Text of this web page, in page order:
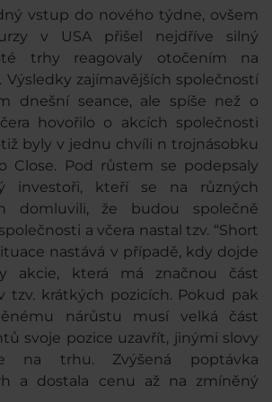
vstup do nového týdne, ovšem
v USA přišel nejdříve silný
trhy reagovaly otočením na
Výsledky zajímavějších společností
dnešní seance, ale spíše než o
hovořilo o akcích společnosti
byly v jednu chvíli n trojnásobku
Close. Pod růstem se podepsaly
investoři, kteří se na různých
domluvili, že budou společně
a včera nastal tzv. “Short
nastává v případě, kdy dojde
akcie, která má značnou část
tzv. krátkých pozicích. Pokud pak
nárůstu musí velká část
svoje pozice uzavřít, jinými slovy
na trhu. Zvýšená poptávka
a dostala cenu až na zmíněný